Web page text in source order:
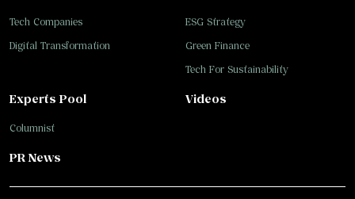
Tech Companies
Digital Transformation
ESG Strategy
Green Finance
Tech For Sustainability
Experts Pool
Columnist
Videos
PR News